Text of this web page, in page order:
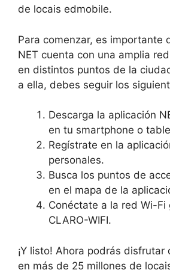
de locais edmobile.
Para comenzar, es importante
NET cuenta con una amplia
en distintos puntos de la
a ella, debes seguir los
Descarga la aplicación
en tu smartphone o
Regístrate en la
personales.
Busca los puntos de
en el mapa de la
Conéctate a la red Wi-Fi
CLARO-WIFI.
¡Y listo! Ahora podrás
en más de 25 millones de